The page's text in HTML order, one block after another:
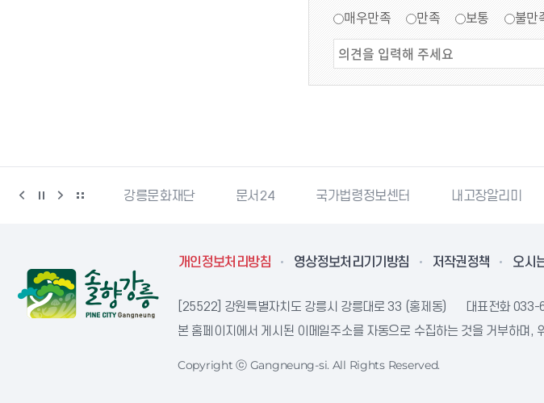
매우만족
만족 보통 불만
학산업진흥원 강릉문화재단 문서24 국가법령정보센터 내고장알리미
개인정보처리방침 영상정보처리기기방침 저작권정책 오시
[25522] 강원특별자치도 강릉시 강릉대로 33 (홍제동) 대표전화 033-
본 홈페이지에서 게시된 이메일주소를 자동으로 수집하는 것을 거부하며,
Copyright ⓒ Gangneung-si. All Rights Reserved.